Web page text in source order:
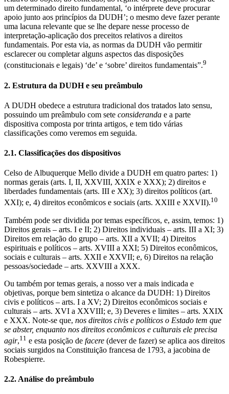
um determinado direito fundamental, ‘o intérprete deve procurar
apoio junto aos princípios da DUDH’; o mesmo deve fazer perante
uma lacuna relevante que se lhe depare nesse processo de
interpretação-aplicação dos preceitos relativos a direitos
fundamentais. Por esta via, as normas da DUDH vão permitir
esclarecer ou completar alguns aspectos das disposições
(constitucionais e legais) ‘de’ e ‘sobre’ direitos fundamentais”.9
2. Estrutura da DUDH e seu preâmbulo
A DUDH obedece a estrutura tradicional dos tratados lato sensu,
possuindo um preâmbulo com sete consideranda e a parte
dispositiva composta por trinta artigos, e tem tido várias
classificações como veremos em seguida.
2.1. Classificações dos dispositivos
Celso de Albuquerque Mello divide a DUDH em quatro partes: 1)
normas gerais (arts. I, II, XXVIII, XXIX e XXX); 2) direitos e
liberdades fundamentais (arts. III e XX); 3) direitos políticos (art.
XXI); e, 4) direitos econômicos e sociais (arts. XXIII e XXVII).10
Também pode ser dividida por temas específicos, e, assim, temos: 1)
Direitos gerais – arts. I e II; 2) Direitos individuais – arts. III a XI; 3)
Direitos em relação do grupo – arts. XII a XVII; 4) Direitos
espirituais e políticos – arts. XVIII a XXI; 5) Direitos econômicos,
sociais e culturais – arts. XXII e XXVII; e, 6) Direitos na relação
pessoas/sociedade – arts. XXVIII a XXX.
Ou também por temas gerais, a nosso ver a mais indicada e
objetivas, porque bem sintetiza o alcance da DUDH: 1) Direitos
civis e políticos – arts. I a XV; 2) Direitos econômicos sociais e
culturais – arts. XVI a XXVIII; e, 3) Deveres e limites – arts. XXIX
e XXX. Note-se que, nos direitos civis e políticos o Estado tem que
se abster, enquanto nos direitos econômicos e culturais ele precisa
agir,11 e esta posição de facere (dever de fazer) se aplica aos direitos
sociais surgidos na Constituição francesa de 1793, a jacobina de
Robespierre.
2.2. Análise do preâmbulo